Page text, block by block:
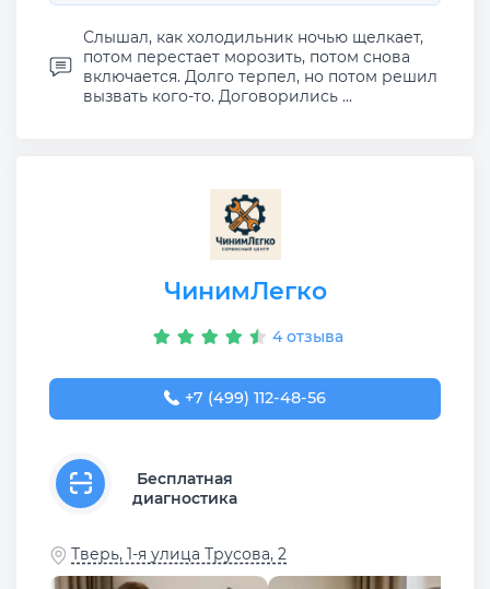
Слышал, как холодильник ночью щелкает,
потом перестает морозить, потом снова
включается. Долго терпел, но потом решил
вызвать кого-то. Договорились ...
ЧинимЛегко
4 отзыва
+7 (499) 112-48-56
Бесплатная
диагностика
Тверь, 1-я улица Трусова, 2